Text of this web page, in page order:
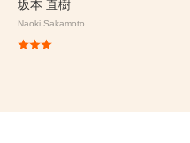
坂本 直樹
Naoki Sakamoto